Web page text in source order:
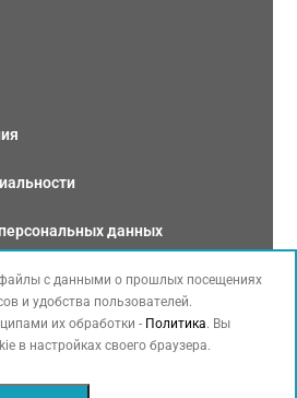
данных
с данными о прошлых посещениях
и удобства пользователей.
их обработки - Политика. Вы
в настройках своего браузера.